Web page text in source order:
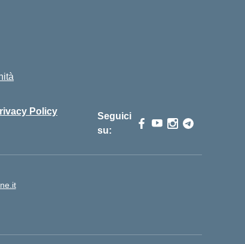
Policy
Seguici
su: